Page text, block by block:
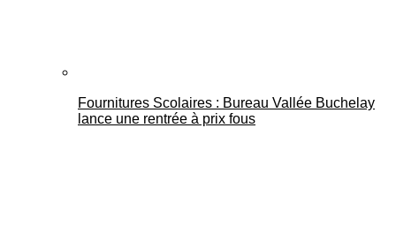
Fournitures Scolaires : Bureau Vallée Buchelay
lance une rentrée à prix fous